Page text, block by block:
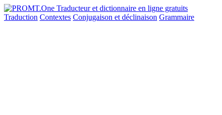
Traduction Contextes Conjugaison et déclinaison Grammaire